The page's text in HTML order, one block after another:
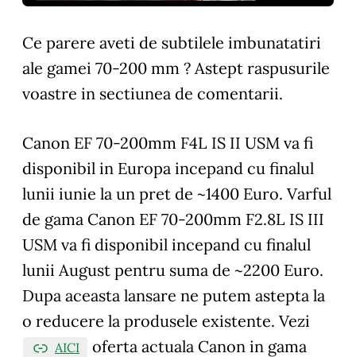
Ce parere aveti de subtilele imbunatatiri
ale gamei 70-200 mm ? Astept raspusurile
voastre in sectiunea de comentarii.
Canon EF 70-200mm F4L IS II USM va fi
disponibil in Europa incepand cu finalul
lunii iunie la un pret de ~1400 Euro. Varful
de gama Canon EF 70-200mm F2.8L IS III
USM va fi disponibil incepand cu finalul
lunii August pentru suma de ~2200 Euro.
Dupa aceasta lansare ne putem astepta la
o reducere la produsele existente. Vezi
AICI
oferta actuala Canon in gama